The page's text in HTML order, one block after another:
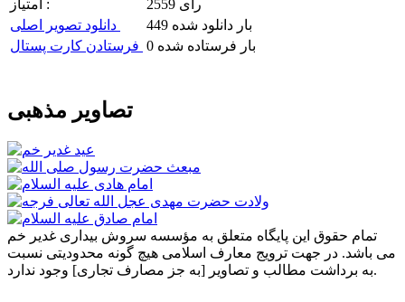
امتیاز :
2559 رای
449 بار دانلود شده
0 بار فرستاده شده
تصاویر مذهبی
تمام حقوق این پایگاه متعلق به مؤسسه سروش بیداری غدیر خم
می باشد. در جهت ترویج معارف اسلامی هیچ گونه محدودیتی نسبت
به برداشت مطالب و تصاویر [به جز مصارف تجاری] وجود ندارد.